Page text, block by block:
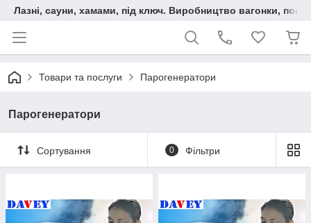
Лазні, сауни, хамами, під ключ. Виробництво вагонки,
Товари та послуги Парогенератори
Парогенератори
Сортування 0 Фільтри